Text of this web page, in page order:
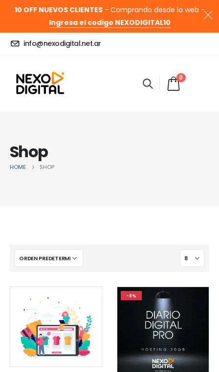
10 OFF NUEVOS CLIENTES- Comprando desde la web -
Ingresa el codigo NEXODIGITAL10
info@nexodigital.net.ar
0
Shop
HOME SHOP
-8%